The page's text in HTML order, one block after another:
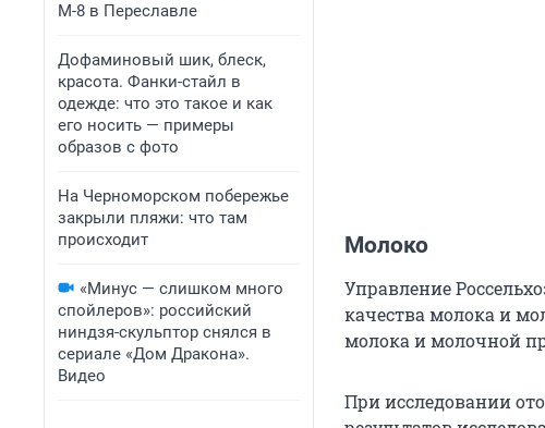
М-8 в Переславле
Дофаминовый шик, блеск,
красота. Фанки-стайл в
одежде: что это такое и как
его носить — примеры
образов с фото
На Черноморском побережье
закрыли пляжи: что там
происходит
«Минус — слишком много
спойлеров»: российский
ниндзя-скульптор снялся в
сериале «Дом Дракона».
Видео
Молоко
Управление
качества молока и
молока и молочной
При исследовании